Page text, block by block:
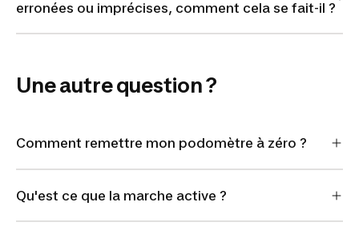
erronées ou imprécises, comment cela se fait-il ?
Une autre question ?
Comment remettre mon podomètre à zéro ?
Qu'est ce que la marche active ?